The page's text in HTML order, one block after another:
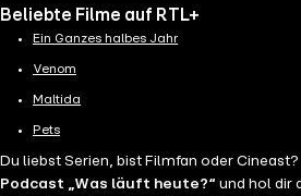
Beliebte Filme auf RTL+
Ein Ganzes halbes Jahr
Venom
Maltida
Pets
Du liebst Serien, bist Filmfan oder
Podcast „Was läuft heute?“ und hol dir